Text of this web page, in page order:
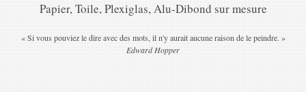
Papier, Toile, Plexiglas, Alu-Dibond sur mesure
« Si vous pouviez le dire avec des mots, il n'y aurait aucune raison de le peindre. »
Edward Hopper